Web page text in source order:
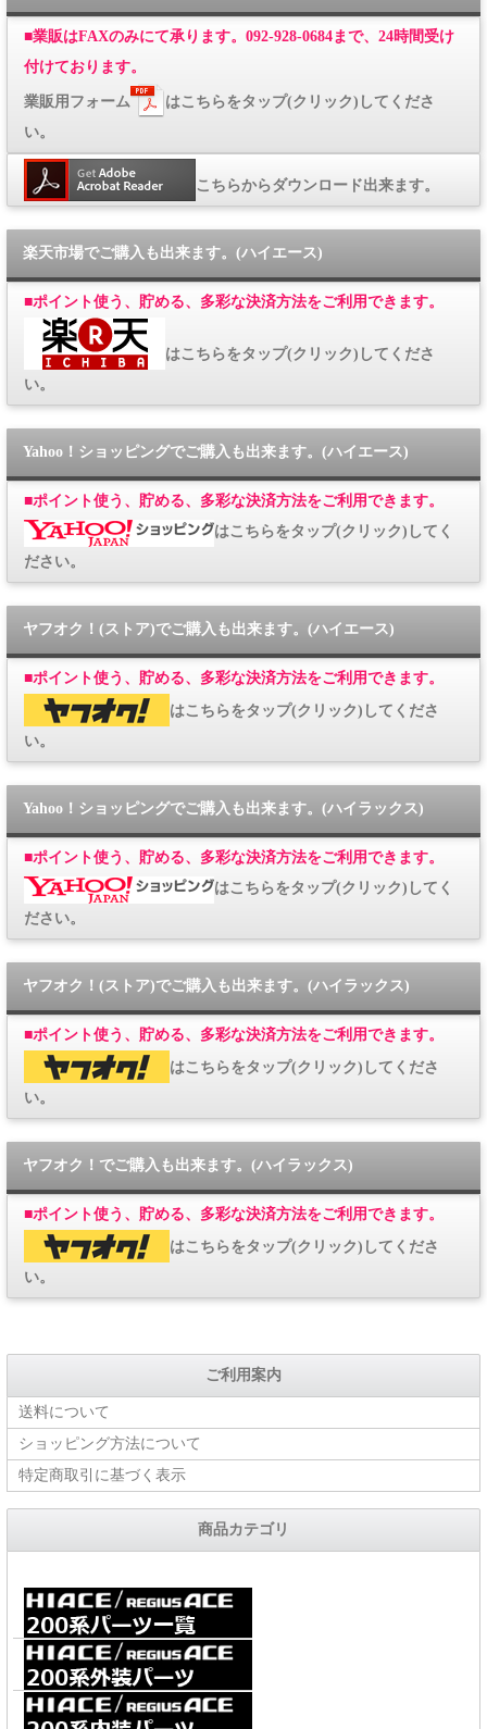
■業販はFAXのみにて承ります。092-928-0684まで、24時間受け
付けております。
業販用フォーム
はこちらをタップ(クリック)してくださ
い。
こちらからダウンロード出来ます。
楽天市場でご購入も出来ます。(ハイエース)
■ポイント使う、貯める、多彩な決済方法をご利用できます。
はこちらをタップ(クリック)してくださ
い。
Yahoo！ショッピングでご購入も出来ます。(ハイエース)
■ポイント使う、貯める、多彩な決済方法をご利用できます。
はこちらをタップ(クリック)してく
ださい。
ヤフオク！(ストア)でご購入も出来ます。(ハイエース)
■ポイント使う、貯める、多彩な決済方法をご利用できます。
はこちらをタップ(クリック)してくださ
い。
Yahoo！ショッピングでご購入も出来ます。(ハイラックス)
■ポイント使う、貯める、多彩な決済方法をご利用できます。
はこちらをタップ(クリック)してく
ださい。
ヤフオク！(ストア)でご購入も出来ます。(ハイラックス)
■ポイント使う、貯める、多彩な決済方法をご利用できます。
はこちらをタップ(クリック)してくださ
い。
ヤフオク！でご購入も出来ます。(ハイラックス)
■ポイント使う、貯める、多彩な決済方法をご利用できます。
はこちらをタップ(クリック)してくださ
い。
ご利用案内
送料について
ショッピング方法について
特定商取引に基づく表示
商品カテゴリ